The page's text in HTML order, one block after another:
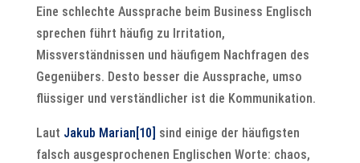
Eine schlechte Aussprache beim Business Englisch
sprechen führt häufig zu Irritation,
Missverständnissen und häufigem Nachfragen des
Gegenübers. Desto besser die Aussprache, umso
flüssiger und verständlicher ist die Kommunikation.
Laut Jakub Marian[10] sind einige der häufigsten
falsch ausgesprochenen Englischen Worte: chaos,